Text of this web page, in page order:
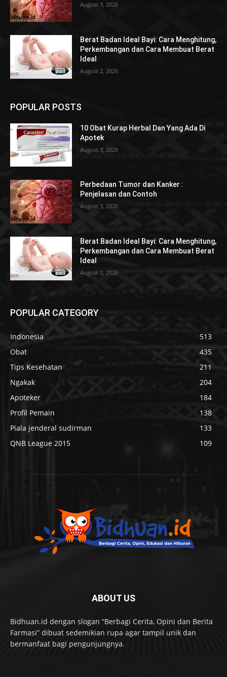
August 3, 2026
Berat Badan Ideal Bayi: Cara Menghitung,
Perkembangan dan Cara Membuat Berat
Ideal
August 2, 2026
POPULAR POSTS
10 Obat Kurap Herbal Dan Yang Ada Di
Apotek
August 3, 2026
Perbedaan Tumor dan Kanker :
Penjelasan dan Contoh
August 3, 2026
Berat Badan Ideal Bayi: Cara Menghitung,
Perkembangan dan Cara Membuat Berat
Ideal
August 2, 2026
POPULAR CATEGORY
Indonesia
513
Obat
435
Tips Kesehatan
211
Ngakak
204
Apoteker
184
Profil Pemain
138
Piala jenderal sudirman
133
QNB League 2015
109
ABOUT US
Bidhuan.id dengan slogan “Berbagi Cerita, Opini dan Berita
Farmasi” dibuat sedemikian rupa agar tampil unik dan
bermanfaat bagi pengunjungnya.